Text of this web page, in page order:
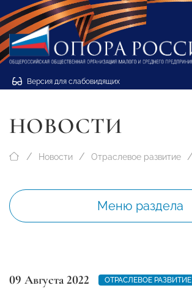
Версия для слабовидящих
НОВОСТИ
Новости Отраслевое развитие
Меню раздела
09 Августа 2022
ОТРАСЛЕВОЕ РАЗВИТИЕ